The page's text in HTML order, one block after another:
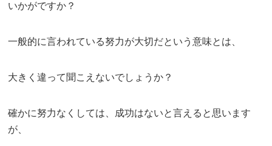
いかがですか？
一般的に言われている努力が大切だという意味とは、
大きく違って聞こえないでしょうか？
確かに努力なくしては、成功はないと言えると思います
が、